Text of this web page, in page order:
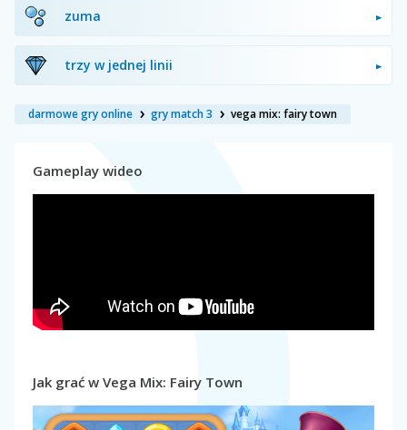
zuma
trzy w jednej linii
darmowe gry online gry match 3 vega mix: fairy town
Gameplay wideo
Jak grać w Vega Mix: Fairy Town